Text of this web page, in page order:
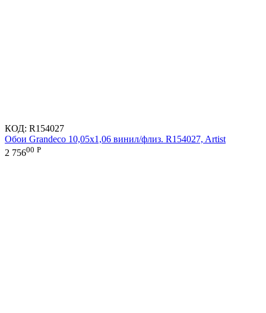
КОД: R154027
Обои Grandeco 10,05х1,06 винил/флиз. R154027, Artist
2 75600 Р